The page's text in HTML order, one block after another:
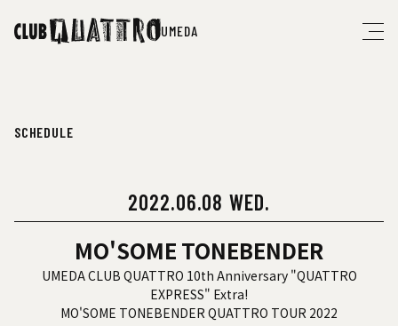
UMEDA
SCHEDULE
2022.06.08 WED.
MO'SOME TONEBENDER
UMEDA CLUB QUATTRO 10th Anniversary "QUATTRO
EXPRESS" Extra!
MO'SOME TONEBENDER QUATTRO TOUR 2022